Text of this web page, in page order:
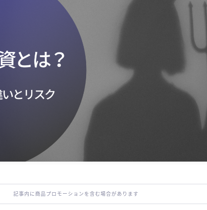
記事内に商品プロモーションを含む場合があります